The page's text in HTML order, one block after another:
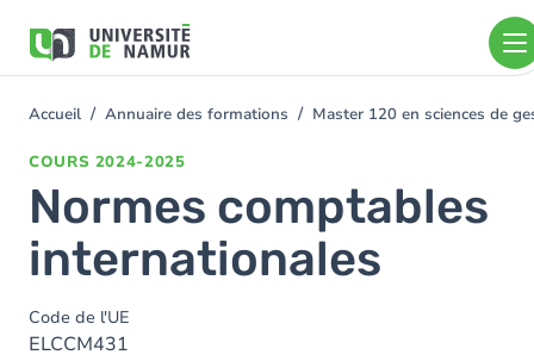
contenu
You
Accueil Annuaire des formations Master 120 en sciences de
COURS 2024-2025
Normes comptables
internationales
Code de l'UE
ELCCM431